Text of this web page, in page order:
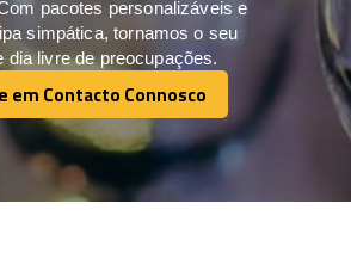
pacotes personalizáveis e
simpática, tornamos o seu
dia livre de preocupações.
em Contacto Connosco
em Contacto Connosco